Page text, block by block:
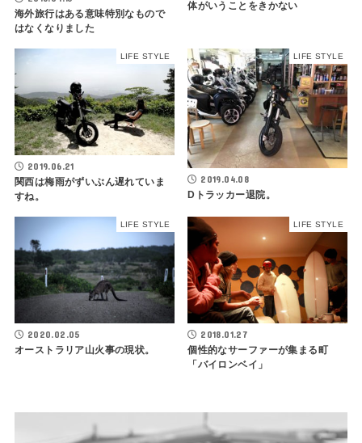
海外旅行はある意味特別なもので
はなくなりました
体がいうことをきかない
LIFE STYLE
2019.06.21
関西は梅雨がずいぶん遅れていま
すね。
LIFE STYLE
2019.04.08
Dトラッカー退院。
LIFE STYLE
2020.02.05
オーストラリア山火事の現状。
LIFE STYLE
2018.01.27
個性的なサーファーが集まる町
「バイロンベイ」